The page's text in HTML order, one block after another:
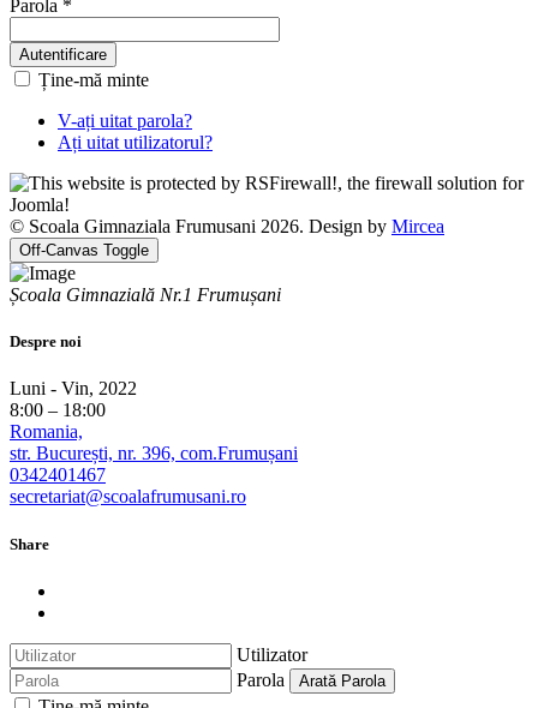
Parola *
Autentificare
Ține-mă minte
V-ați uitat parola?
Ați uitat utilizatorul?
© Scoala Gimnaziala Frumusani 2026. Design by Mircea
Off-Canvas Toggle
Școala Gimnazială Nr.1 Frumușani
Despre noi
Luni - Vin, 2022
8:00 – 18:00
Romania,
str. București, nr. 396, com.Frumușani
0342401467
secretariat@scoalafrumusani.ro
Share
Utilizator
Parola
Arată Parola